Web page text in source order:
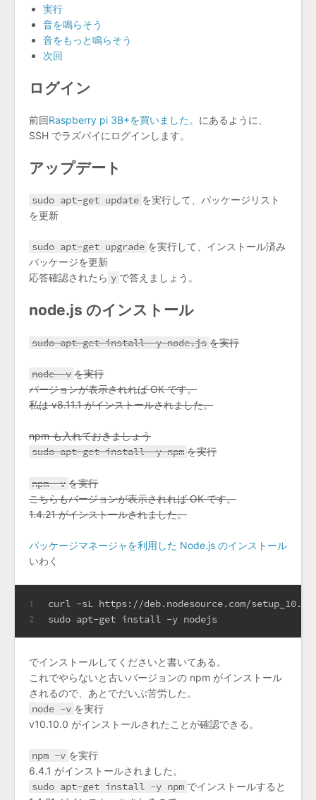
実行
音を鳴らそう
音をもっと鳴らそう
次回
ログイン
前回Raspberry pi 3B+を買いました。 にあるように、
SSH でラズパイにログインします。
アップデート
sudo apt-get update を実行して、パッケージリスト
を更新
sudo apt-get upgrade を実行して、インストール済み
パッケージを更新
応答確認されたら y で答えましょう。
node.js のインストール
sudo apt-get install -y node.js を実行
node -v を実行
バージョンが表示されれば OK です。
私は v8.11.1 がインストールされました。
npm も入れておきましょう
sudo apt-get install -y npm を実行
npm -v を実行
こちらもバージョンが表示されれば OK です。
1.4.21 がインストールされました。
パッケージマネージャを利用した Node.js のインストール
いわく
1
2
curl -sL https://deb.nodesource.com/
sudo apt-get install -y nodejs
でインストールしてくださいと書いてある。
これでやらないと古いバージョンの npm がインストール
されるので、あとでだいぶ苦労した。
node -v を実行
v10.10.0 がインストールされたことが確認できる。
npm -v を実行
6.4.1 がインストールされました。
sudo apt-get install -y npm でインストールすると